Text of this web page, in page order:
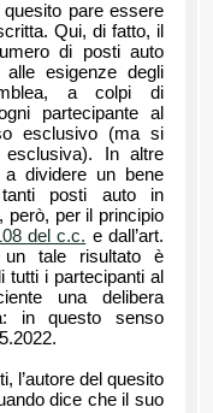
pare essere
Qui, di fatto, il
di posti auto
alle esigenze degli
a colpi di
partecipante al
esclusivo (ma si
In altre
a dividere un bene
tanti posti auto in
però, per il principio
del c.c. e dall’art.
tale risultato è
tutti i partecipanti al
una delibera
in questo senso
l’autore del quesito
dice che il suo